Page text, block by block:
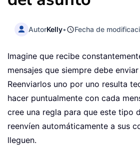
AutorKelly• Fecha de
Imagine que recibe
mensajes que siempre debe
Reenviarlos uno por uno resulta
hacer puntualmente con cada
cree una regla para que este tipo
reenvíen automáticamente a sus
lleguen.